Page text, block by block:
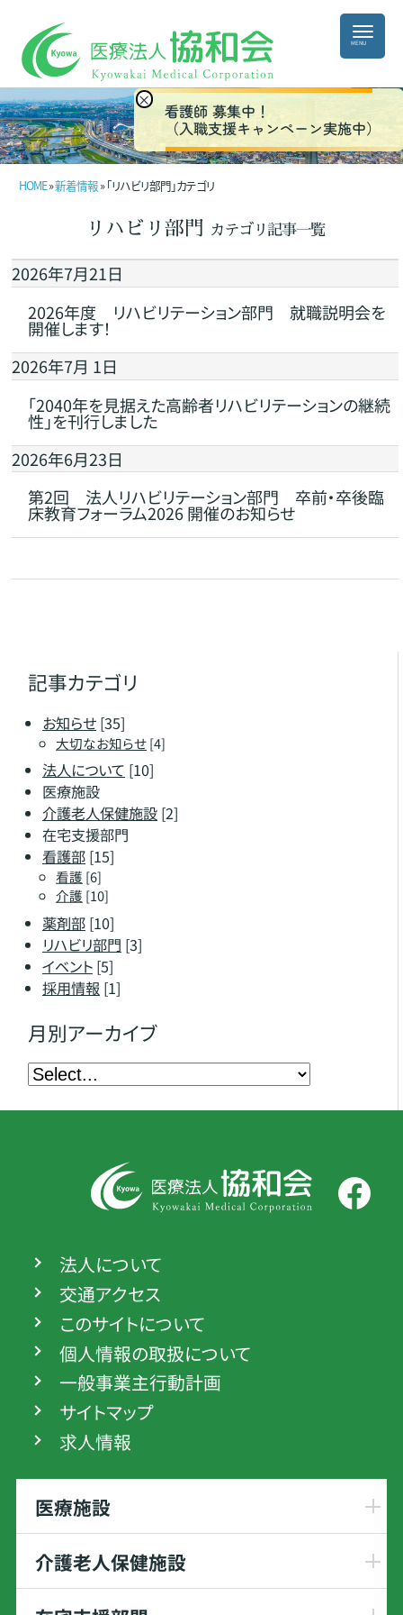
HOME»新着情報» 「リハビリ部門」カテゴリ
リハビリ部門 カテゴリ記事一覧
2026年7月21日
2026年度 リハビリテーション部門 就職説明会を
開催します！
2026年7月 1日
「2040年を見据えた高齢者リハビリテーションの継続
性」を刊行しました
2026年6月23日
第2回 法人リハビリテーション部門 卒前・卒後臨
床教育フォーラム2026 開催のお知らせ
記事カテゴリ
お知らせ[35]
大切なお知らせ[4]
法人について [10]
医療施設
介護老人保健施設[2]
在宅支援部門
看護部[15]
看護 [6]
介護 [10]
薬剤部[10]
リハビリ部門 [3]
イベント[5]
採用情報 [1]
月別アーカイブ
法人について
交通アクセス
このサイトについて
個人情報の取扱について
一般事業主行動計画
サイトマップ
求人情報
医療施設
介護老人保健施設
×
看護師 募集中！
（入職支援キャンペーン実施中）